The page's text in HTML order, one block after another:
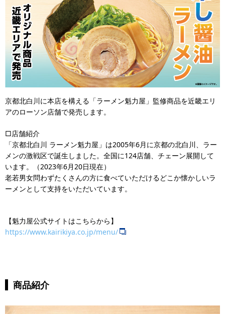
京都北白川に本店を構える「ラーメン魁力屋」監修商品を近畿エリ
アのローソン店舗で発売します。
□店舗紹介
「京都北白川 ラーメン魁力屋」は2005年6月に京都の北白川、ラー
メンの激戦区で誕生しました。全国に124店舗、チェーン展開して
います。（2023年6月20日現在）
老若男女問わずたくさんの方に食べていただけるどこか懐かしいラ
ーメンとして支持をいただいています。
【魁力屋公式サイトはこちらから】
https://www.kairikiya.co.jp/menu/
商品紹介